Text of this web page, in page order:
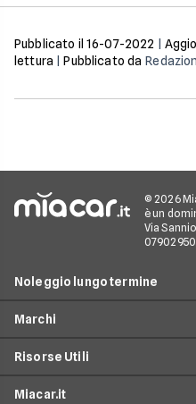
sia stata rubata. Ne
procedura e
Pubblicato il 16-07-2022
lettura |Pubblicato da
© 2026
è un
Via
Noleggio lungo termine
Noleggio per partite IVA
Noleggio per privati
Marchi
BMW
Risorse Utili
Miacar.it